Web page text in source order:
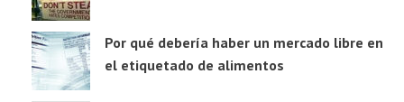
Por qué debería haber un mercado libre en
el etiquetado de alimentos